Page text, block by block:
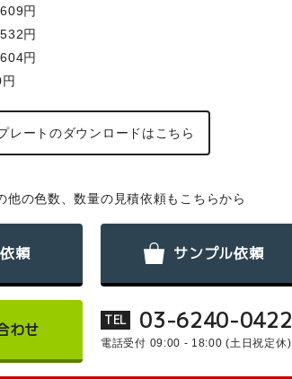
円
円
円
レートのダウンロードはこちら
他の色数、数量の見積依頼もこちらから
頼 サンプル依頼
わせ
TEL 03-6240-0422
電話受付 09:00 - 18:00(土日祝定休)